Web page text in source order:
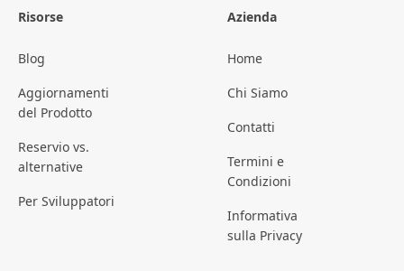
Risorse
Blog
Aggiornamenti
del Prodotto
Reservio vs.
alternative
Per Sviluppatori
Azienda
Home
Chi Siamo
Contatti
Termini e
Condizioni
Informativa
sulla Privacy